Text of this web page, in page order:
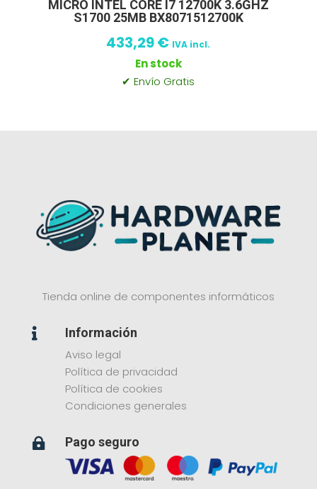
MICRO INTEL CORE I7 12700K 3.6GHZ
S1700 25MB BX8071512700K
433,29€ IVA incl.
En stock
✔ Envío Gratis
Tienda online de componentes informáticos

Información
Aviso legal
Política de privacidad
Política de cookies
Condiciones generales
 Pago seguro